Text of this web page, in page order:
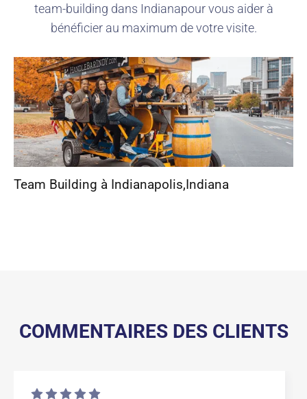
team-building dans Indianapour vous aider à
bénéficier au maximum de votre visite.
Team Building à Indianapolis,Indiana
COMMENTAIRES DES CLIENTS